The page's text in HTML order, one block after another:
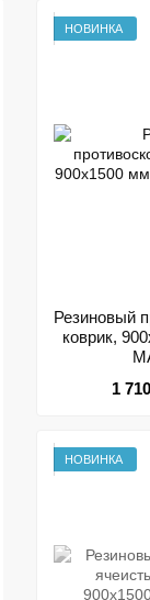
НОВИНКА
Резиновый
коврик,
1
НОВИНКА